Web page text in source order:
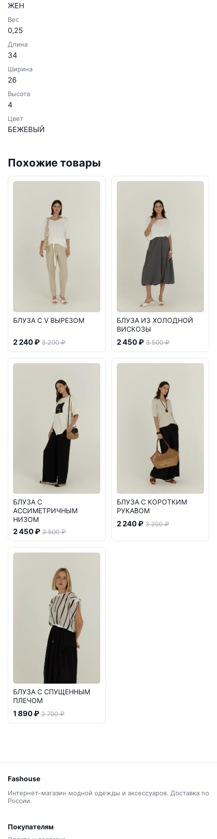
ЖЕН
Вес
0,25
Длина
34
Ширина
26
Высота
4
Цвет
БЕЖЕВЫЙ
Похожие товары
БЛУЗА С V ВЫРЕЗОМ
2 240 ₽ 3 200 ₽
БЛУЗА ИЗ ХОЛОДНОЙ
ВИСКОЗЫ
2 450 ₽ 3 500 ₽
БЛУЗА С
АССИМЕТРИЧНЫМ
НИЗОМ
2 450 ₽ 3 500 ₽
БЛУЗА С КОРОТКИМ
РУКАВОМ
2 240 ₽ 3 200 ₽
БЛУЗА С СПУЩЕННЫМ
ПЛЕЧОМ
1 890 ₽ 2 700 ₽
Fashouse
Интернет-магазин модной одежды и аксессуаров. Доставка по
России.
Покупателям